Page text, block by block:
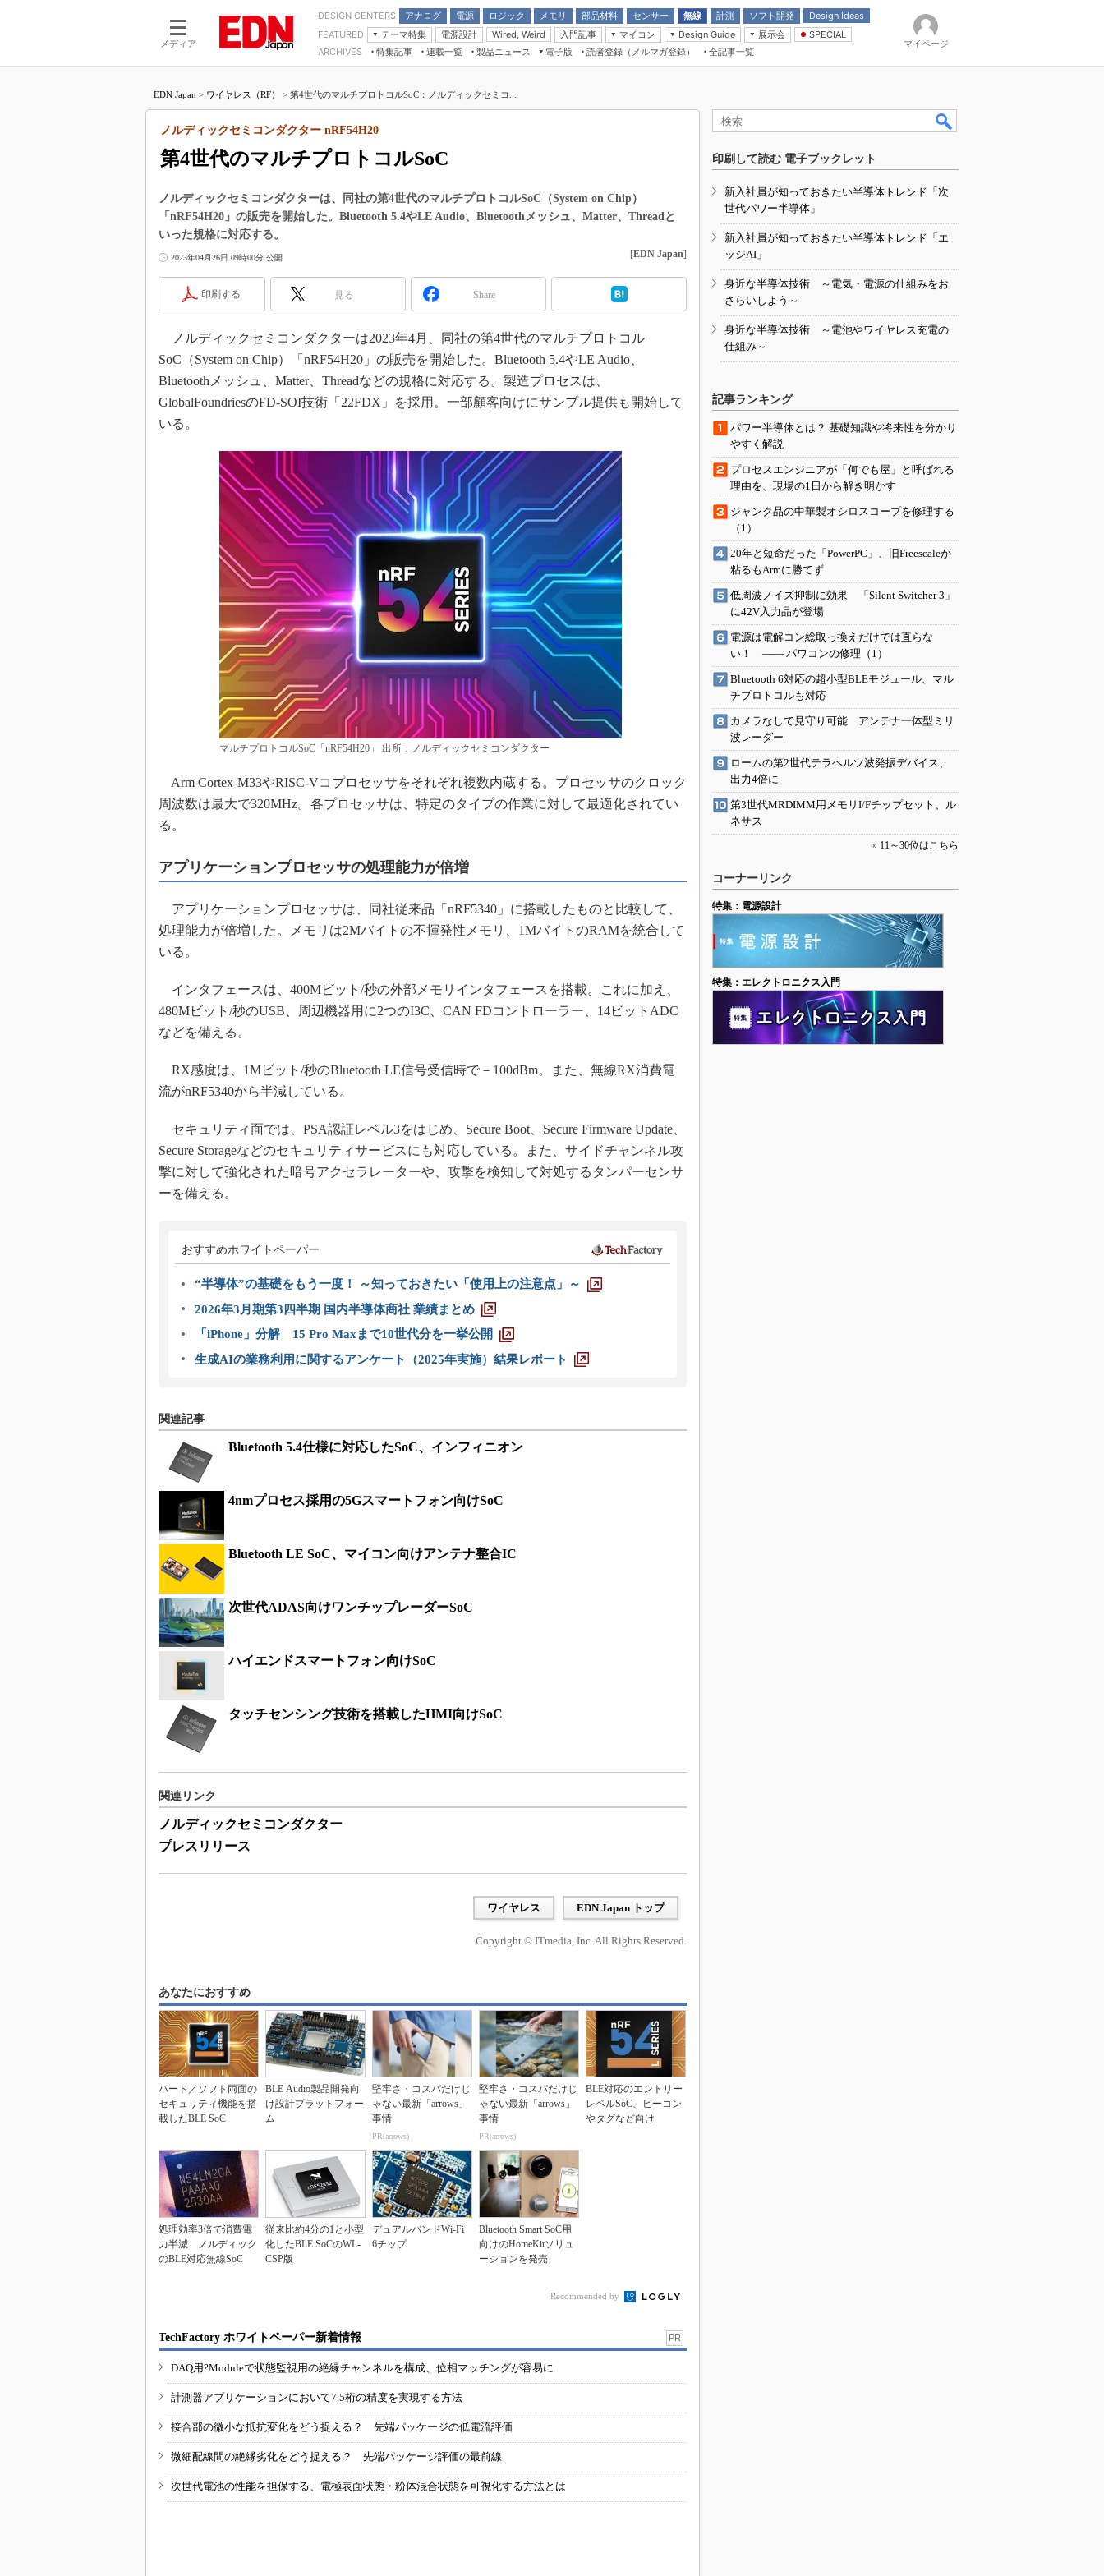
メディア
DESIGN CENTERS アナログ
電源
モーター
ロジック
LSI
メモリ
部品材料
受動部品
センサー 無線 計測 ソフト開発
Design Ideas
アナログ機能回路
計測とテスト
FEATURED
テーマ特集
つながるクルマ
エレクトロニクス入門
医療エレ（EE Times Japan）
製品解剖（EE Times Japan）
電源設計 Wired, Weird
入門記事
モーター入門
マイコン
マイコン講座
Design Guide
計測機器
展示会
CEATEC
組込み/エッジコンピューティング展
SPECIAL
Microchip情報
ARCHIVES 特集記事
連載一覧
マイクロプロセッサ懐古録
中堅技術者に贈る電子部品“徹底”活
用講座
たった2つの式で始めるDC/DCコン
DC-DCコンバーター活用講座
Wired, Weird
高速シリアル伝送技術講座
ズ編
めざせ高効率！ モーター駆動入門講
座
「SPICEの仕組みとその活用設計」
計測器メーカーから見た5G
USB Type-Cの登場で評価試験はど
う変わる？
IoT時代の無線規格を知る【Thread
編】
IoT時代の無線規格を知る【Z-Wave
編】
製品ニュース
電子版
電子ブックレット
読者登録（メルマガ登録） 全記事一覧
マイページ
EDN Japan > ワイヤレス（RF） > 第4世代のマルチプロトコルSoC：ノルディックセミコ...
第4世代のマルチプロトコルSoC
ノルディックセミコンダクター nRF54H20
ノルディックセミコンダクターは、同社の第4世代のマルチプロトコルSoC（System on Chip）
「nRF54H20」の販売を開始した。Bluetooth 5.4やLE Audio、Bluetoothメッシュ、Matter、Threadと
いった規格に対応する。
2023年04月26日 09時00分 公開 [EDN Japan]
印刷する 見る Share
ノルディックセミコンダクターは2023年4月、同社の第4世代のマルチプロトコル
SoC（System on Chip）「nRF54H20」の販売を開始した。Bluetooth 5.4やLE Audio、
Bluetoothメッシュ、Matter、Threadなどの規格に対応する。製造プロセスは、
GlobalFoundriesのFD-SOI技術「22FDX」を採用。一部顧客向けにサンプル提供も開始して
いる。
マルチプロトコルSoC「nRF54H20」 出所：ノルディックセミコンダクター
Arm Cortex-M33やRISC-Vコプロセッサをそれぞれ複数内蔵する。プロセッサのクロック
周波数は最大で320MHz。各プロセッサは、特定のタイプの作業に対して最適化されてい
る。
アプリケーションプロセッサの処理能力が倍増
アプリケーションプロセッサは、同社従来品「nRF5340」に搭載したものと比較して、
処理能力が倍増した。メモリは2Mバイトの不揮発性メモリ、1MバイトのRAMを統合して
いる。
インタフェースは、400Mビット/秒の外部メモリインタフェースを搭載。これに加え、
480Mビット/秒のUSB、周辺機器用に2つのI3C、CAN FDコントローラー、14ビットADC
などを備える。
RX感度は、1Mビット/秒のBluetooth LE信号受信時で－100dBm。また、無線RX消費電
流がnRF5340から半減している。
セキュリティ面では、PSA認証レベル3をはじめ、Secure Boot、Secure Firmware Update、
Secure Storageなどのセキュリティサービスにも対応している。また、サイドチャンネル攻
撃に対して強化された暗号アクセラレーターや、攻撃を検知して対処するタンパーセンサ
ーを備える。
おすすめホワイトペーパー
“半導体”の基礎をもう一度！ ～知っておきたい「使用上の注意点」～
2026年3月期第3四半期 国内半導体商社 業績まとめ
「iPhone」分解 15 Pro Maxまで10世代分を一挙公開
生成AIの業務利用に関するアンケート（2025年実施）結果レポート
関連記事
Bluetooth 5.4仕様に対応したSoC、インフィニオン
4nmプロセス採用の5Gスマートフォン向けSoC
Bluetooth LE SoC、マイコン向けアンテナ整合IC
次世代ADAS向けワンチップレーダーSoC
ハイエンドスマートフォン向けSoC
タッチセンシング技術を搭載したHMI向けSoC
関連リンク
ノルディックセミコンダクター
プレスリリース
ワイヤレス EDN Japan トップ
Copyright © ITmedia, Inc. All Rights Reserved.
あなたにおすすめ
ハード／ソフト両面の
セキュリティ機能を搭
載したBLE SoC
BLE Audio製品開発向
け設計プラットフォー
ム
堅牢さ・コスパだけじ
ゃない最新「arrows」
事情
PR(arrows)
堅牢さ・コスパだけじ
ゃない最新「arrows」
事情
PR(arrows)
BLE対応のエントリー
レベルSoC、ビーコン
やタグなど向け
処理効率3倍で消費電
力半減 ノルディック
のBLE対応無線SoC
従来比約4分の1と小型
化したBLE SoCのWL-
CSP版
デュアルバンドWi-Fi
6チップ
Bluetooth Smart SoC用
向けのHomeKitソリュ
ーションを発売
Recommended by
TechFactory ホワイトペーパー新着情報 PR
DAQ用?Moduleで状態監視用の絶縁チャンネルを構成、位相マッチングが容易に
計測器アプリケーションにおいて7.5桁の精度を実現する方法
接合部の微小な抵抗変化をどう捉える？ 先端パッケージの低電流評価
微細配線間の絶縁劣化をどう捉える？ 先端パッケージ評価の最前線
次世代電池の性能を担保する、電極表面状態・粉体混合状態を可視化する方法とは
印刷して読む 電子ブックレット
新入社員が知っておきたい半導体トレンド「次
世代パワー半導体」
新入社員が知っておきたい半導体トレンド「エ
ッジAI」
身近な半導体技術 ～電気・電源の仕組みをお
さらいしよう～
身近な半導体技術 ～電池やワイヤレス充電の
仕組み～
記事ランキング
パワー半導体とは？ 基礎知識や将来性を分かり
やすく解説
プロセスエンジニアが「何でも屋」と呼ばれる
理由を、現場の1日から解き明かす
ジャンク品の中華製オシロスコープを修理する
（1）
20年と短命だった「PowerPC」、旧Freescaleが
粘るもArmに勝てず
低周波ノイズ抑制に効果 「Silent Switcher 3」
に42V入力品が登場
電源は電解コン総取っ換えだけでは直らな
い！ ―― パワコンの修理（1）
Bluetooth 6対応の超小型BLEモジュール、マル
チプロトコルも対応
カメラなしで見守り可能 アンテナ一体型ミリ
波レーダー
ロームの第2世代テラヘルツ波発振デバイス、
出力4倍に
第3世代MRDIMM用メモリI/Fチップセット、ル
ネサス
» 11～30位はこちら
コーナーリンク
特集：電源設計
特集：エレクトロニクス入門